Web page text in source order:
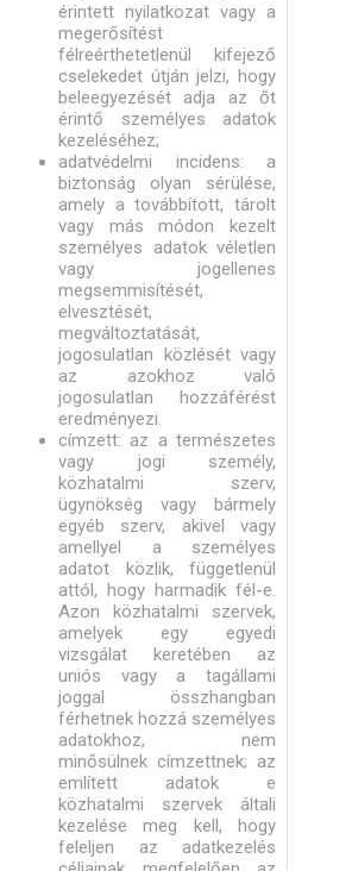
érintett nyilatkozat vagy a
megerősítést
félreérthetetlenül kifejező
cselekedet útján jelzi, hogy
beleegyezését adja az őt
érintő személyes adatok
kezeléséhez;
adatvédelmi incidens: a
biztonság olyan sérülése,
amely a továbbított, tárolt
vagy más módon kezelt
személyes adatok véletlen
vagy jogellenes
megsemmisítését,
elvesztését,
megváltoztatását,
jogosulatlan közlését vagy
az azokhoz való
jogosulatlan hozzáférést
eredményezi.
címzett: az a természetes
vagy jogi személy,
közhatalmi szerv,
ügynökség vagy bármely
egyéb szerv, akivel vagy
amellyel a személyes
adatot közlik, függetlenül
attól, hogy harmadik fél-e.
Azon közhatalmi szervek,
amelyek egy egyedi
vizsgálat keretében az
uniós vagy a tagállami
joggal összhangban
férhetnek hozzá személyes
adatokhoz, nem
minősülnek címzettnek; az
említett adatok e
közhatalmi szervek általi
kezelése meg kell, hogy
feleljen az adatkezelés